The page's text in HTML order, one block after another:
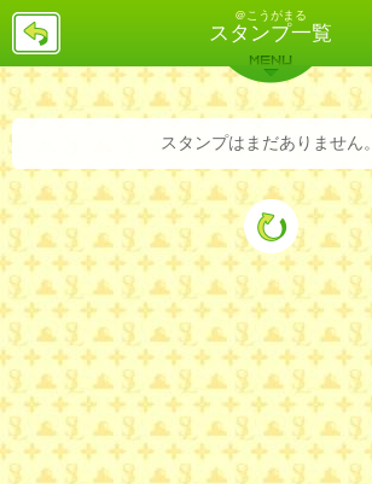
＠こうがまる
スタンプ一覧
戻
バックナンバー 詳細検索 ランキング
MENU
スタンプはまだありません。